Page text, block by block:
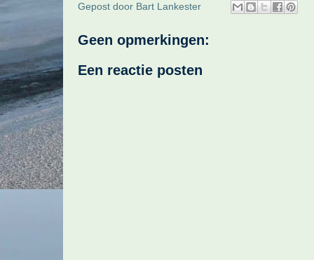
Gepost door Bart Lankester
Geen opmerkingen:
Een reactie posten